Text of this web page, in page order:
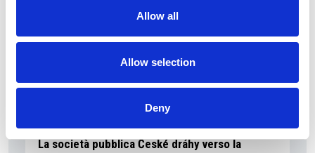
Allow all
Allow selection
Deny
La società pubblica České dráhy verso la